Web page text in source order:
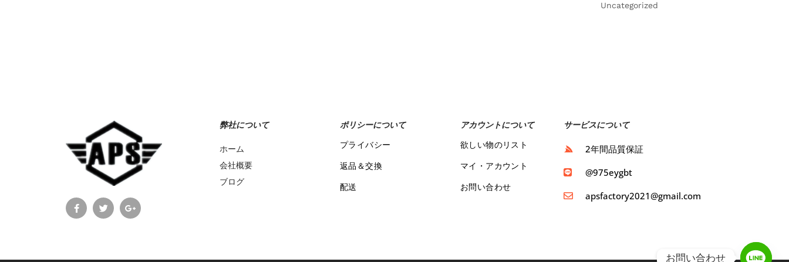
Uncategorized
弊社について
ホーム
会社概要
ブログ
ポリシーについて
プライバシー
返品＆交換
配送
アカウントについて
欲しい物のリスト
マイ・アカウント
お問い合わせ
サービスについて
2年間品質保証
@975eygbt
apsfactory2021@gmail.com
お問い合わせ